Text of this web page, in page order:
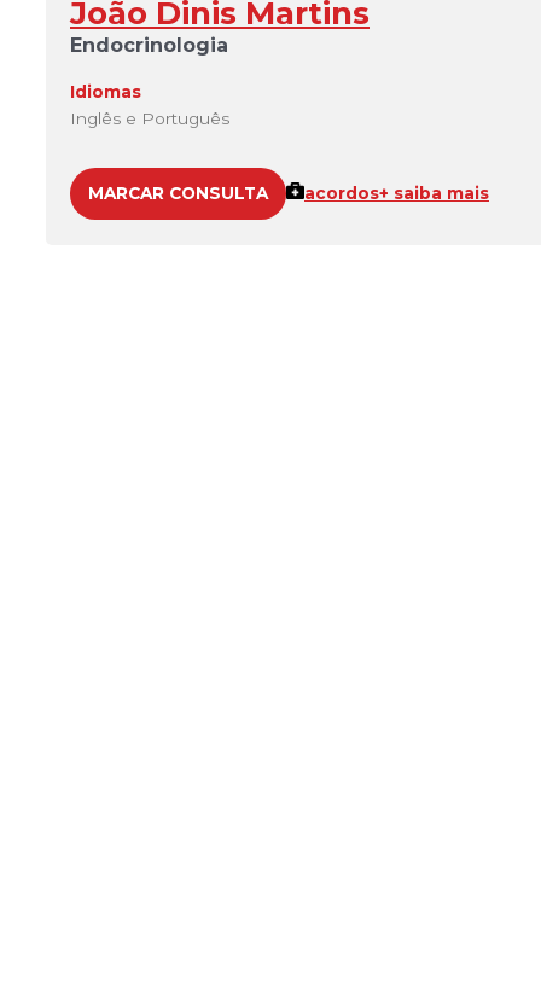
João Dinis Martins
Endocrinologia
Idiomas
Inglês e Português
MARCAR CONSULTA acordos+ saiba mais